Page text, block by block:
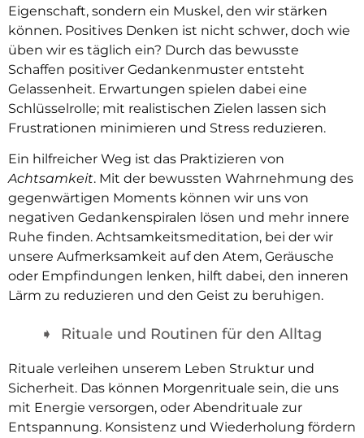
Eigenschaft, sondern ein Muskel, den wir stärken
können. Positives Denken ist nicht schwer, doch wie
üben wir es täglich ein? Durch das bewusste
Schaffen positiver Gedankenmuster entsteht
Gelassenheit. Erwartungen spielen dabei eine
Schlüsselrolle; mit realistischen Zielen lassen sich
Frustrationen minimieren und Stress reduzieren.
Ein hilfreicher Weg ist das Praktizieren von
Achtsamkeit. Mit der bewussten Wahrnehmung des
gegenwärtigen Moments können wir uns von
negativen Gedankenspiralen lösen und mehr innere
Ruhe finden. Achtsamkeitsmeditation, bei der wir
unsere Aufmerksamkeit auf den Atem, Geräusche
oder Empfindungen lenken, hilft dabei, den inneren
Lärm zu reduzieren und den Geist zu beruhigen.
Rituale und Routinen für den Alltag
Rituale verleihen unserem Leben Struktur und
Sicherheit. Das können Morgenrituale sein, die uns
mit Energie versorgen, oder Abendrituale zur
Entspannung. Konsistenz und Wiederholung fördern